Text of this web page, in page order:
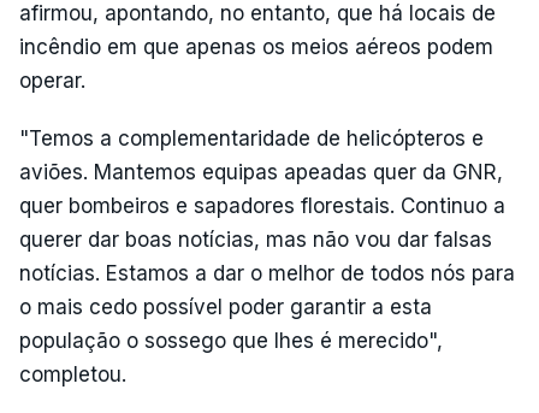
afirmou, apontando, no entanto, que há locais de
incêndio em que apenas os meios aéreos podem
operar.
"Temos a complementaridade de helicópteros e
aviões. Mantemos equipas apeadas quer da GNR,
quer bombeiros e sapadores florestais. Continuo a
querer dar boas notícias, mas não vou dar falsas
notícias. Estamos a dar o melhor de todos nós para
o mais cedo possível poder garantir a esta
população o sossego que lhes é merecido",
completou.